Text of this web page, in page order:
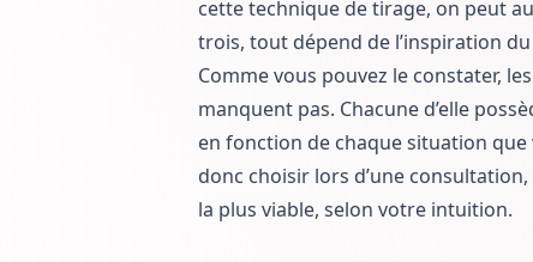
cette technique de tirage, on peut
trois, tout dépend de l’inspiration
Comme vous pouvez le constater,
manquent pas. Chacune d’elle
en fonction de chaque situation
donc choisir lors d’une
la plus viable, selon votre intuition.